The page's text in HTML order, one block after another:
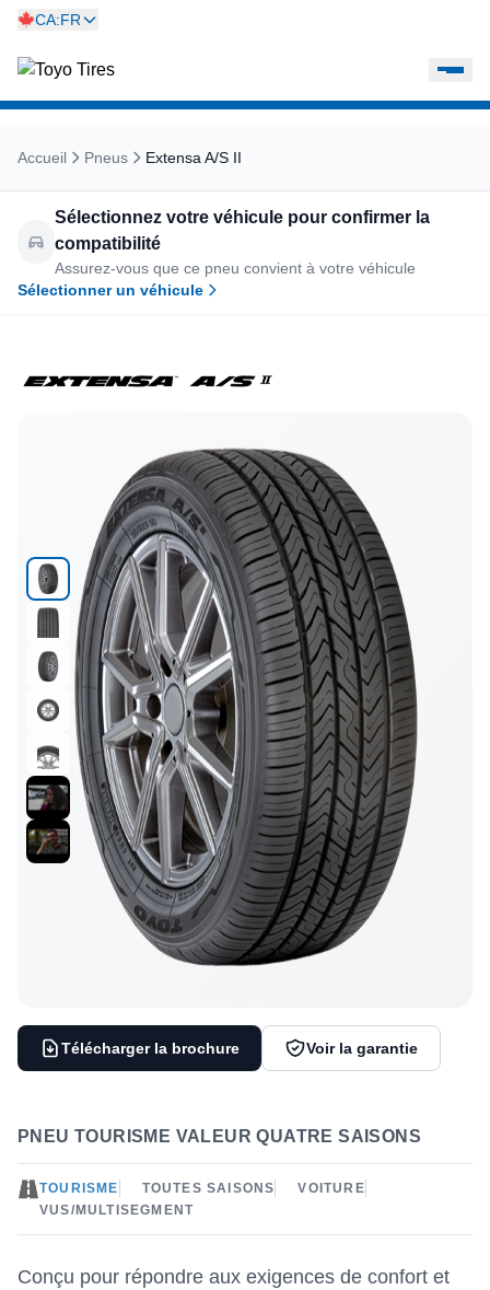
CA:FR
Accueil Pneus Extensa A/S II
Sélectionnez votre véhicule pour confirmer la
compatibilité
Assurez-vous que ce pneu convient à votre véhicule
Sélectionner un véhicule
Télécharger la brochure Voir la garantie
PNEU TOURISME VALEUR QUATRE SAISONS
TOURISME TOUTES SAISONS
VOITURE
VUS/MULTISEGMENT
Conçu pour répondre aux exigences de confort et